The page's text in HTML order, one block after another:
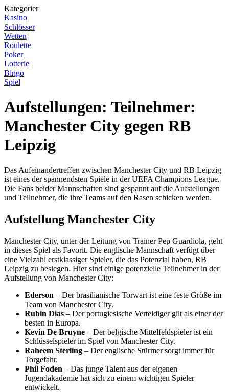
Kategorier
Kasino
Schlösser
Wetten
Roulette
Poker
Lotterie
Bingo
Spiel
Aufstellungen: Teilnehmer:
Manchester City gegen RB
Leipzig
Das Aufeinandertreffen zwischen Manchester City und RB Leipzig
ist eines der spannendsten Spiele in der UEFA Champions League.
Die Fans beider Mannschaften sind gespannt auf die Aufstellungen
und Teilnehmer, die ihre Teams auf den Rasen schicken werden.
Aufstellung Manchester City
Manchester City, unter der Leitung von Trainer Pep Guardiola, geht
in dieses Spiel als Favorit. Die englische Mannschaft verfügt über
eine Vielzahl erstklassiger Spieler, die das Potenzial haben, RB
Leipzig zu besiegen. Hier sind einige potenzielle Teilnehmer in der
Aufstellung von Manchester City:
Ederson – Der brasilianische Torwart ist eine feste Größe im
Team von Manchester City.
Rubin Dias – Der portugiesische Verteidiger gilt als einer der
besten in Europa.
Kevin De Bruyne – Der belgische Mittelfeldspieler ist ein
Schlüsselspieler im Spiel von Manchester City.
Raheem Sterling – Der englische Stürmer sorgt immer für
Torgefahr.
Phil Foden – Das junge Talent aus der eigenen
Jugendakademie hat sich zu einem wichtigen Spieler
entwickelt.